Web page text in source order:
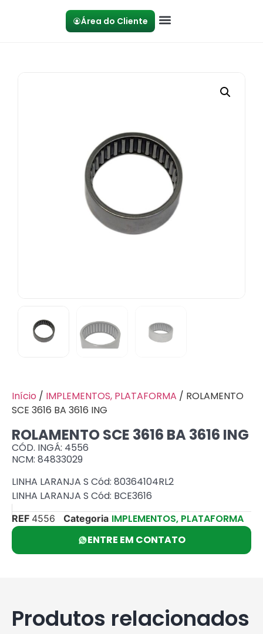
Área do Cliente
Início / IMPLEMENTOS, PLATAFORMA / ROLAMENTO
SCE 3616 BA 3616 ING
ROLAMENTO SCE 3616 BA 3616 ING
CÓD. INGÁ: 4556
NCM: 84833029
LINHA LARANJA S Cód: 80364104RL2
LINHA LARANJA S Cód: BCE3616
REF 4556 Categoria IMPLEMENTOS, PLATAFORMA
ENTRE EM CONTATO
Produtos relacionados